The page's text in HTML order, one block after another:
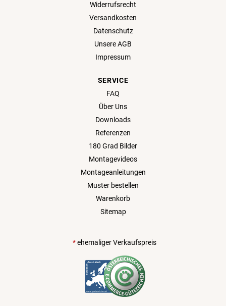
Widerrufsrecht
Versandkosten
Datenschutz
Unsere AGB
Impressum
SERVICE
FAQ
Über Uns
Downloads
Referenzen
180 Grad Bilder
Montagevideos
Montageanleitungen
Muster bestellen
Warenkorb
Sitemap
*ehemaliger Verkaufspreis